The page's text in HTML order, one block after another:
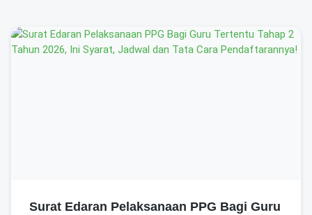
Surat Edaran Pelaksanaan PPG Bagi Guru